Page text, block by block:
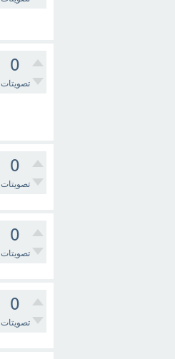
0
تصويتات
0
تصويتات
0
تصويتات
0
تصويتات